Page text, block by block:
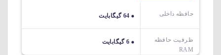
حافظه داخلی 64 گیگابایت
ظرفیت حافظه
RAM
6 گیگابایت